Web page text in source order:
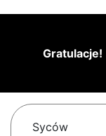
Gratulacje!
Syców